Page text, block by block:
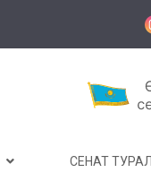
СЕНАТ